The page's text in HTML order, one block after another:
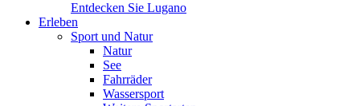
Entdecken Sie Lugano
Erleben
Sport und Natur
Natur
See
Fahrräder
Wassersport